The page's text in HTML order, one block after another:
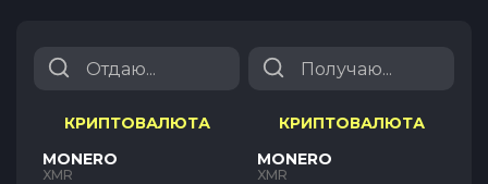
КРИПТОВАЛЮТА
MONERO
XMR
КРИПТОВАЛЮТА
MONERO
XMR